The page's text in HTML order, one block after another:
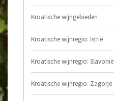
Kroatische wijngebieden
Kroatische wijnregio: Istrië
Kroatische wijnregio: Slavonië
Kroatische wijnregio: Zagorje